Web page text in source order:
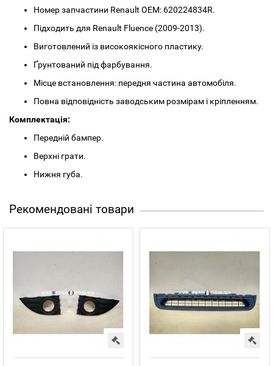
Номер запчастини Renault OEM: 620224834R.
Підходить для Renault Fluence (2009-2013).
Виготовлений із високоякісного пластику.
Ґрунтований під фарбування.
Місце встановлення: передня частина автомобіля.
Повна відповідність заводським розмірам і кріпленням.
Комплектація:
Передній бампер.
Верхні грати.
Нижня губа.
Рекомендовані товари